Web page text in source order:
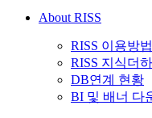
About RISS
RISS 이용방법
RISS 지식더하
DB연계 현황
BI 및 배너 다